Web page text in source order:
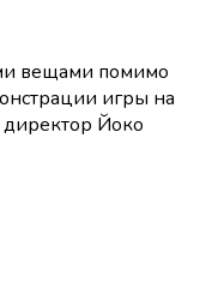
вещами помимо
игры на
директор Йоко